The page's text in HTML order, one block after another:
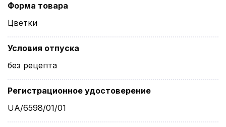
Форма товара
Цветки
Условия отпуска
без рецепта
Регистрационное удостоверение
UA/6598/01/01